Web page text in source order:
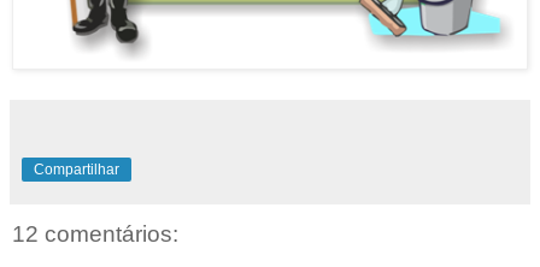
Compartilhar
12 comentários: